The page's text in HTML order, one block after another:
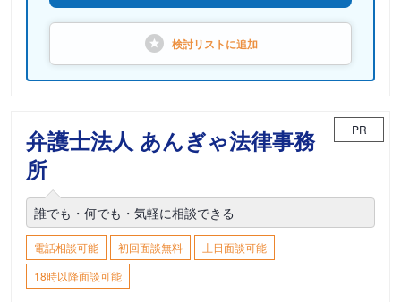
検討リストに追加
弁護士法人 あんぎゃ法律事務
所
PR
誰でも・何でも・気軽に相談できる
電話相談可能 初回面談無料
土日面談可能
18時以降面談可能